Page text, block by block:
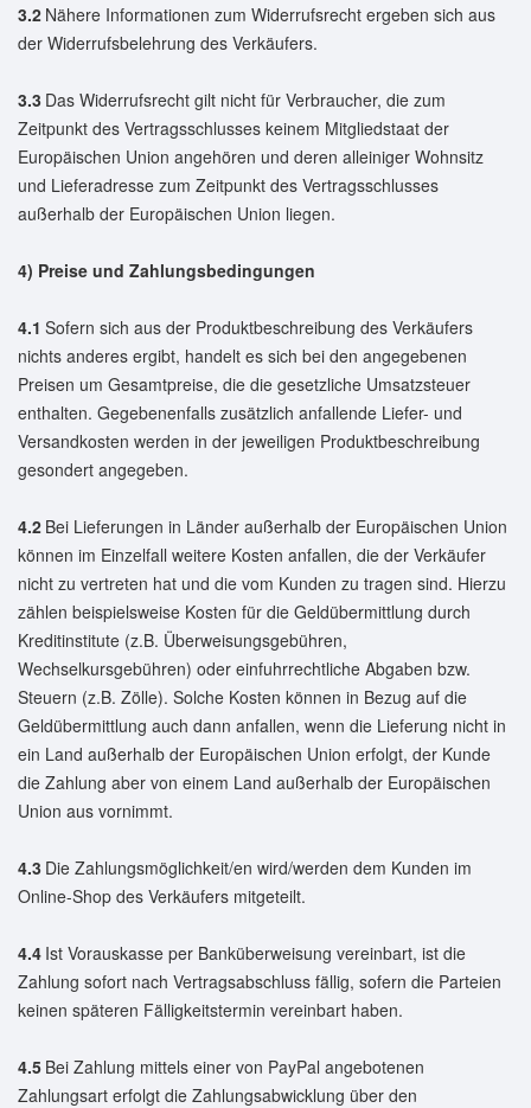
3.2 Nähere Informationen zum Widerrufsrecht ergeben sich aus
der Widerrufsbelehrung des Verkäufers.
3.3 Das Widerrufsrecht gilt nicht für Verbraucher, die zum
Zeitpunkt des Vertragsschlusses keinem Mitgliedstaat der
Europäischen Union angehören und deren alleiniger Wohnsitz
und Lieferadresse zum Zeitpunkt des Vertragsschlusses
außerhalb der Europäischen Union liegen.
4) Preise und Zahlungsbedingungen
4.1 Sofern sich aus der Produktbeschreibung des Verkäufers
nichts anderes ergibt, handelt es sich bei den angegebenen
Preisen um Gesamtpreise, die die gesetzliche Umsatzsteuer
enthalten. Gegebenenfalls zusätzlich anfallende Liefer- und
Versandkosten werden in der jeweiligen Produktbeschreibung
gesondert angegeben.
4.2 Bei Lieferungen in Länder außerhalb der Europäischen Union
können im Einzelfall weitere Kosten anfallen, die der Verkäufer
nicht zu vertreten hat und die vom Kunden zu tragen sind. Hierzu
zählen beispielsweise Kosten für die Geldübermittlung durch
Kreditinstitute (z.B. Überweisungsgebühren,
Wechselkursgebühren) oder einfuhrrechtliche Abgaben bzw.
Steuern (z.B. Zölle). Solche Kosten können in Bezug auf die
Geldübermittlung auch dann anfallen, wenn die Lieferung nicht in
ein Land außerhalb der Europäischen Union erfolgt, der Kunde
die Zahlung aber von einem Land außerhalb der Europäischen
Union aus vornimmt.
4.3 Die Zahlungsmöglichkeit/en wird/werden dem Kunden im
Online-Shop des Verkäufers mitgeteilt.
4.4 Ist Vorauskasse per Banküberweisung vereinbart, ist die
Zahlung sofort nach Vertragsabschluss fällig, sofern die Parteien
keinen späteren Fälligkeitstermin vereinbart haben.
4.5 Bei Zahlung mittels einer von PayPal angebotenen
Zahlungsart erfolgt die Zahlungsabwicklung über den